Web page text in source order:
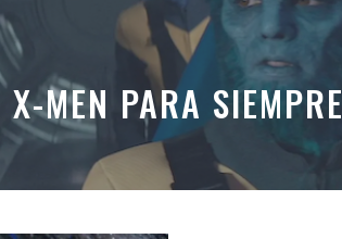
MEN PARA SIEMPRE